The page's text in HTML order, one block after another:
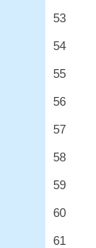
53
54
55
56
57
58
59
60
61